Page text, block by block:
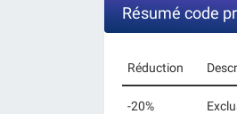
Résumé code
Réduction
-20%